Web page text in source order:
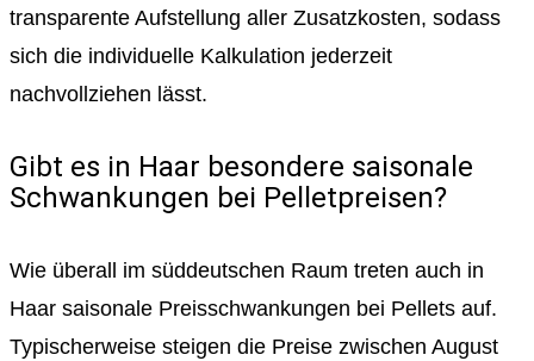
transparente Aufstellung aller Zusatzkosten, sodass
sich die individuelle Kalkulation jederzeit
nachvollziehen lässt.
Gibt es in Haar besondere saisonale
Schwankungen bei Pelletpreisen?
Wie überall im süddeutschen Raum treten auch in
Haar saisonale Preisschwankungen bei Pellets auf.
Typischerweise steigen die Preise zwischen August